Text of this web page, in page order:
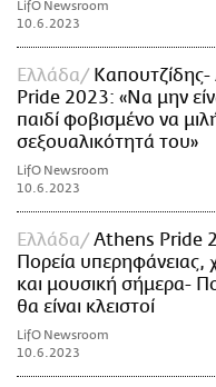
LifO Newsroom
10.6.2023
Ελλάδα
Pride 2023: «Να μην
παιδί φοβισμένο να
σεξουαλικότητά του»
LifO Newsroom
10.6.2023
Ελλάδα
Athens Pride
Πορεία υπερηφάνειας,
και μουσική σήμερα-
θα είναι κλειστοί
LifO Newsroom
10.6.2023